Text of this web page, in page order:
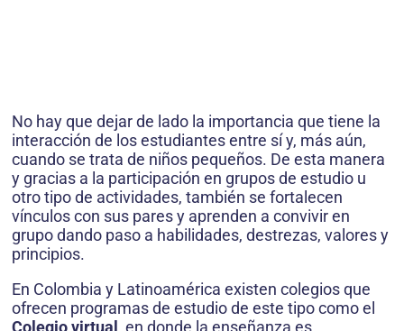
No hay que dejar de lado la importancia que tiene la
interacción de los estudiantes entre sí y, más aún,
cuando se trata de niños pequeños. De esta manera
y gracias a la participación en grupos de estudio u
otro tipo de actividades, también se fortalecen
vínculos con sus pares y aprenden a convivir en
grupo dando paso a habilidades, destrezas, valores y
principios.
En Colombia y Latinoamérica existen colegios que
ofrecen programas de estudio de este tipo como el
Colegio virtual , en donde la enseñanza es